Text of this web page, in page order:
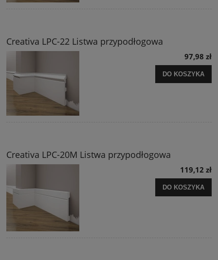
Creativa LPC-22 Listwa przypodłogowa
97,98 zł
DO KOSZYKA
Creativa LPC-20M Listwa przypodłogowa
119,12 zł
DO KOSZYKA